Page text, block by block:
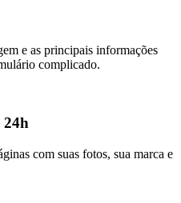
e as principais informações
complicado.
24h
com suas fotos, sua marca e